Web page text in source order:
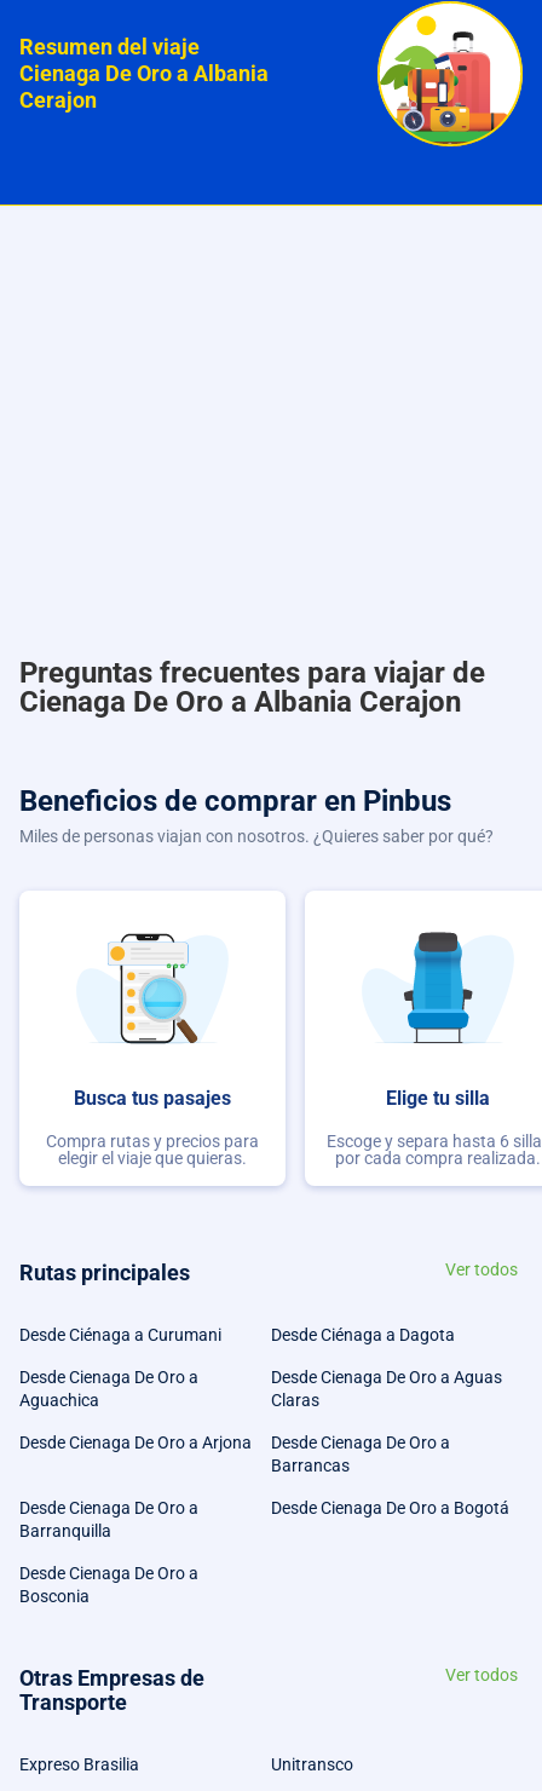
Resumen del viaje
Cienaga De Oro a Albania
Cerajon
Preguntas frecuentes para viajar de
Cienaga De Oro a Albania Cerajon
Beneficios de comprar en Pinbus
Miles de personas viajan con nosotros. ¿Quieres saber por qué?
Busca tus pasajes
Compra rutas y precios para
elegir el viaje que quieras.
Elige tu silla
Escoge y separa hasta 6
por cada compra realizada.
Rutas principales Ver todos
Desde Ciénaga a Curumani Desde Ciénaga a Dagota
Desde Cienaga De Oro a
Aguachica
Desde Cienaga De Oro a Aguas
Claras
Desde Cienaga De Oro a Arjona
Desde Cienaga De Oro a
Barrancas
Desde Cienaga De Oro a
Barranquilla
Desde Cienaga De Oro a Bogotá
Desde Cienaga De Oro a
Bosconia
Otras Empresas de
Transporte
Ver todos
Expreso Brasilia Unitransco